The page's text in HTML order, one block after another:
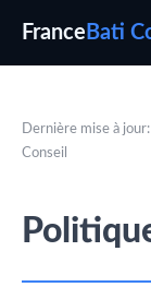
France Bati
Dernière mise à
Conseil